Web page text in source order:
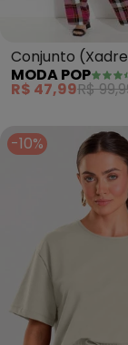
Conjunto
com Cropped e
MODA POP
R$ 47,99R$
-10%